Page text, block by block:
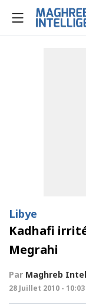
Libye
Kadhafi
Megrahi
Par Maghreb
28 Juillet 2010 - 10:03